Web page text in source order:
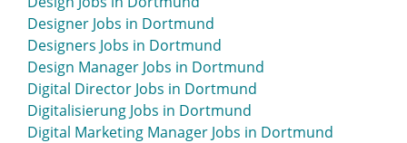
CRM Manager Jobs in Dortmund
CRM-Manager Jobs in Dortmund
Customer Experience Manager Jobs in Dortmund
Customer Service Jobs in Dortmund
Customer Success Manager Jobs in Dortmund
Designer Jobs in Dortmund
Designers Jobs in Dortmund
Design Manager Jobs in Dortmund
Digital Director Jobs in Dortmund
Digitalisierung Jobs in Dortmund
Digital Marketing Manager Jobs in Dortmund